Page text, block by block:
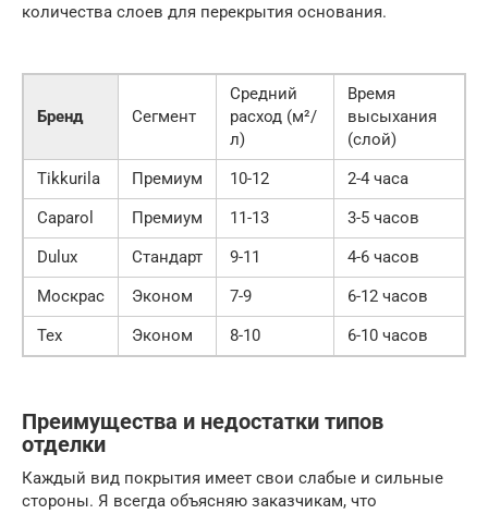
количества слоев для перекрытия основания.
Бренд Сегмент
Средний
расход (м²/
л)
Время
высыхания
(слой)
Tikkurila
Премиум 10-12
2-4 часа
Caparol
Премиум 11-13
3-5 часов
Dulux
Стандарт 9-11
4-6 часов
Москрас
Эконом 7-9
6-12 часов
Tex
Эконом 8-10 6-10 часов
Преимущества и недостатки типов
отделки
Каждый вид покрытия имеет свои слабые и сильные
стороны. Я всегда объясняю заказчикам, что